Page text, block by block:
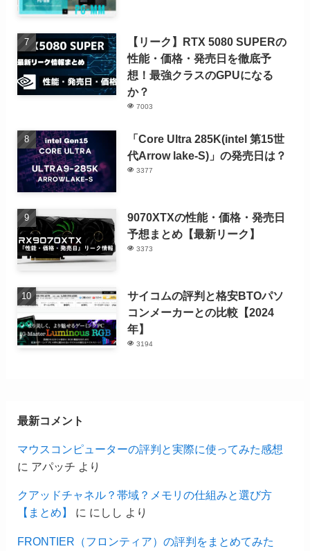
【リーク】RTX 5080 SUPERの
性能・価格・発売日を徹底予
想！最強クラスのGPUになる
か？
7003
「Core Ultra 285K(intel 第15世
代Arrow lake-S)」の発売日は？
3377
9070XTXの性能・価格・発売日
予想まとめ【最新リーク】
3373
サイコムの評判と格安BTOパソ
コンメーカーとの比較【2024
年】
3194
最新コメント
マウスコンピューターの評判と実際に使ってみた感想
に アパッチ より
クアッドチャネル？帯域？メモリの仕組みと選び方
【まとめ】
に にしし より
FRONTIER（フロンティア）の評判をまとめてみた